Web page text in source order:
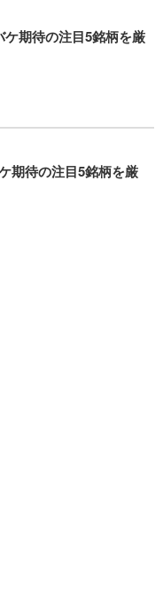
期待の注目5銘柄を厳
期待の注目5銘柄を厳